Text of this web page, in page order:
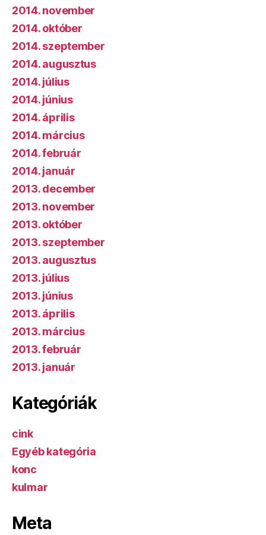
2014. november
2014. október
2014. szeptember
2014. augusztus
2014. július
2014. június
2014. április
2014. március
2014. február
2014. január
2013. december
2013. november
2013. október
2013. szeptember
2013. augusztus
2013. július
2013. június
2013. április
2013. március
2013. február
2013. január
Kategóriák
cink
Egyéb kategória
konc
kulmar
Meta